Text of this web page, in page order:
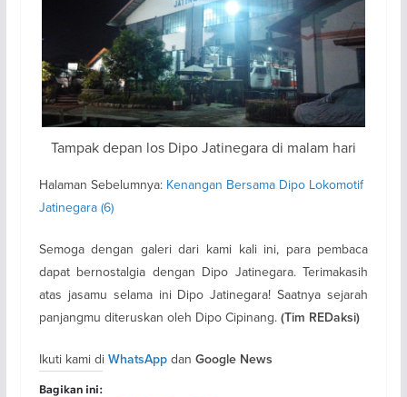
Tampak depan los Dipo Jatinegara di malam hari
Halaman Sebelumnya: Kenangan Bersama Dipo Lokomotif
Jatinegara (6)
Semoga dengan galeri dari kami kali ini, para pembaca
dapat bernostalgia dengan Dipo Jatinegara. Terimakasih
atas jasamu selama ini Dipo Jatinegara! Saatnya sejarah
panjangmu diteruskan oleh Dipo Cipinang. (Tim REDaksi)
Ikuti kami di WhatsAppdan Google News
Bagikan ini: